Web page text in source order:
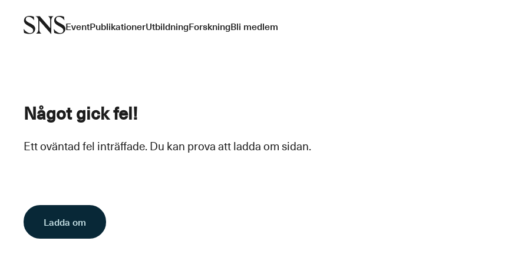
EventPublikationerUtbildningForskningBli medlem
Något gick fel!
Ett oväntad fel inträffade. Du kan prova att ladda om sidan.
Ladda om